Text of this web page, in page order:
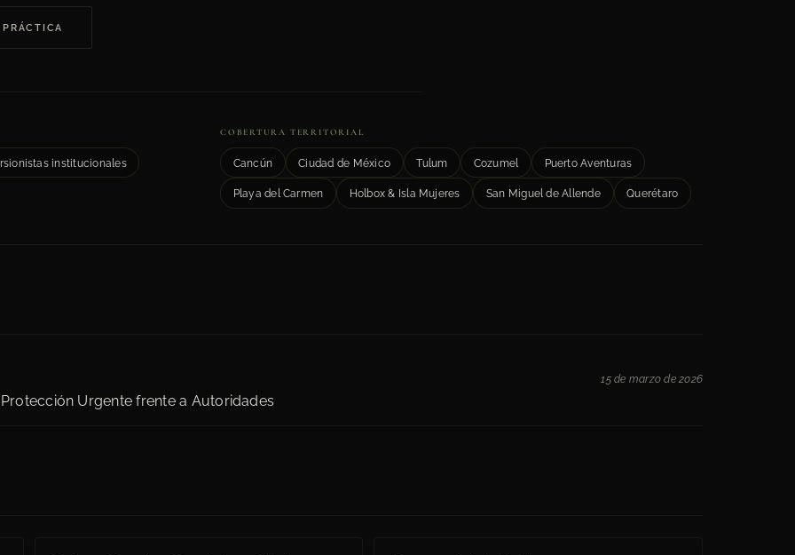
institucionales
COBERTURA TERRITORIAL
Cancún Ciudad de México Tulum Cozumel Puerto Aventuras
Playa del Carmen Holbox & Isla Mujeres San Miguel de Allende Querétaro
Urgente frente a Autoridades
15 de marzo de 2026